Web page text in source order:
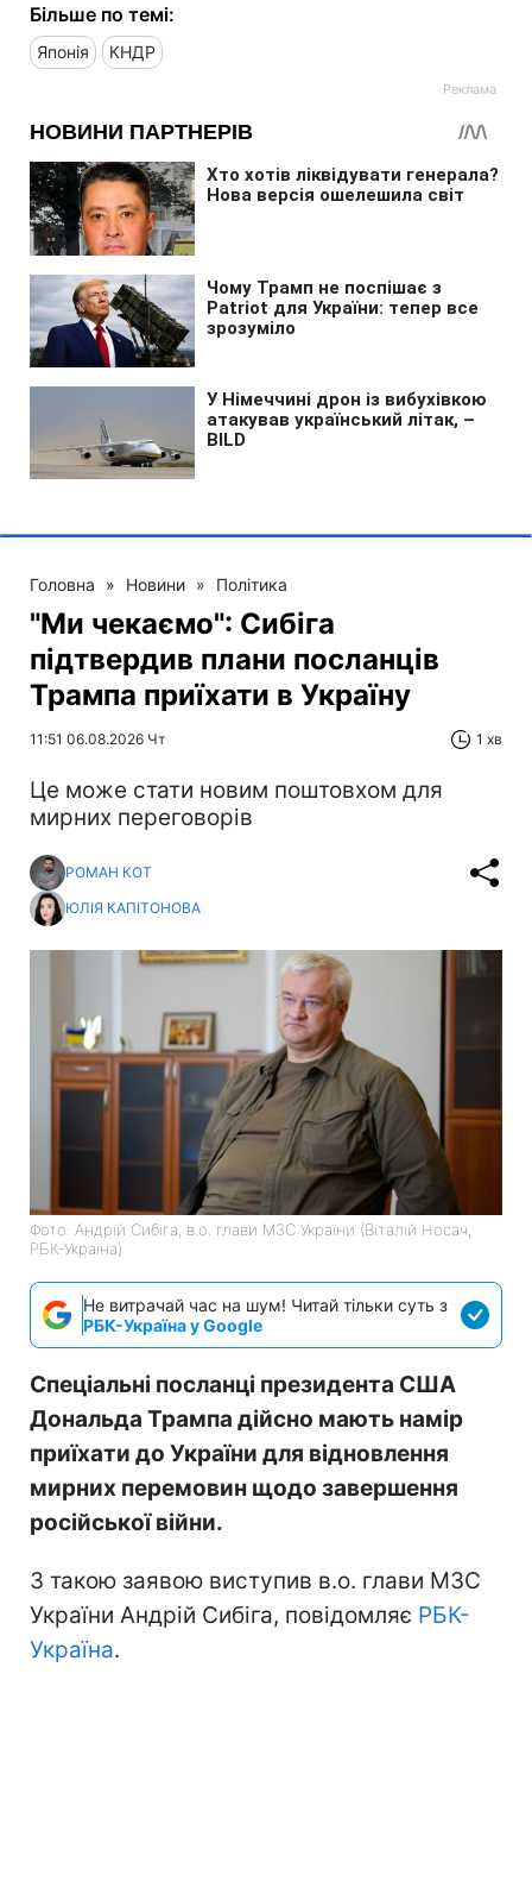
Більше по темі:
Японія КНДР
Головна » Новини » Політика
"Ми чекаємо": Сибіга
підтвердив плани посланців
Трампа приїхати в Україну
11:51 06.08.2026 Чт 1 хв
Це може стати новим поштовхом для
мирних переговорів
РОМАН КОТ
ЮЛІЯ КАПІТОНОВА
Фото: Андрій Сибіга, в.о. глави МЗС України (Віталій Носач,
РБК-Україна)
Не витрачай час на шум! Читай тільки суть з
РБК-Україна у Google
Спеціальні посланці президента США
Дональда Трампа дійсно мають намір
приїхати до України для відновлення
мирних перемовин щодо завершення
російської війни.
З такою заявою виступив в.о. глави МЗС
України Андрій Сибіга, повідомляє РБК-
Україна.